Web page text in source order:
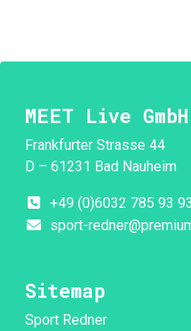
MEET Live GmbH
Frankfurter Strasse 44
D – 61231 Bad Nauheim
+49 (0)6032 785 93 93
sport-
Sitemap
Sport Redner